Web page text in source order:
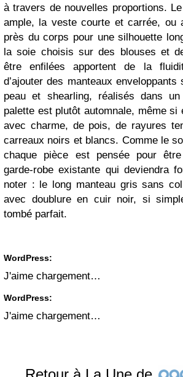
à travers de nouvelles proportions.
ample, la veste courte et carrée, ou
près du corps pour une silhouette
la soie choisis sur des blouses et
être enfilées apportent de la
d’ajouter des manteaux
peau et shearling, réalisés dans un
palette est plutôt automnale, même si
avec charme, de pois, de rayures
carreaux noirs et blancs. Comme le
chaque pièce est pensée pour
garde-robe existante qui deviendra
noter : le long manteau gris sans
avec doublure en cuir noir, si
tombé parfait.
WordPress:
J'aime chargement…
WordPress:
J'aime chargement…